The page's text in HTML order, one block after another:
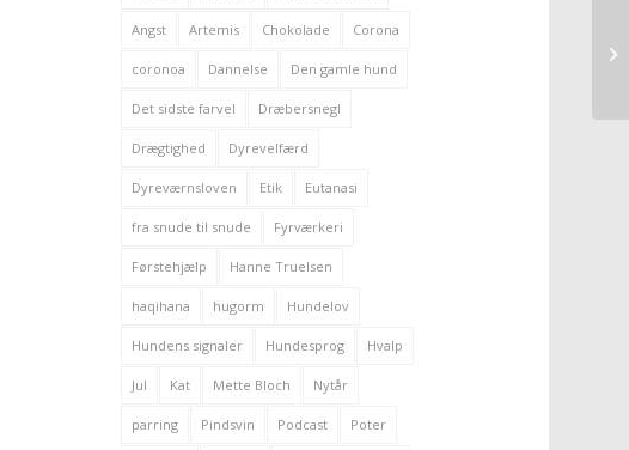
Angst Artemis Chokolade Corona
coronoa Dannelse Den gamle hund
Det sidste farvel Dræbersnegl
Drægtighed Dyrevelfærd
Dyreværnsloven Etik Eutanasi
fra snude til snude Fyrværkeri
Førstehjælp Hanne Truelsen
haqihana hugorm Hundelov
Hundens signaler Hundesprog Hvalp
Jul Kat Mette Bloch Nytår
parring Pindsvin Podcast Poter